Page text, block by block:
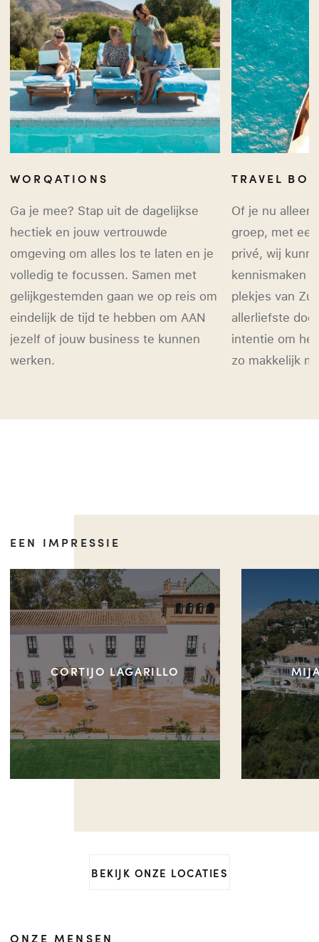
WORQATIONS
Ga je mee? Stap uit de dagelijkse
hectiek en jouw vertrouwde
omgeving om alles los te laten en je
volledig te focussen. Samen met
gelijkgestemden gaan we op reis om
eindelijk de tijd te hebben om AAN
jezelf of jouw business te kunnen
werken.
TRAVEL
Of je nu
groep, met
privé, wij
kennismaken
plekjes van
allerliefste
intentie om
zo makkelijk
EEN IMPRESSIE
CORTIJO LAGARILLO
BEKIJK ONZE LOCATIES
ONZE MENSEN